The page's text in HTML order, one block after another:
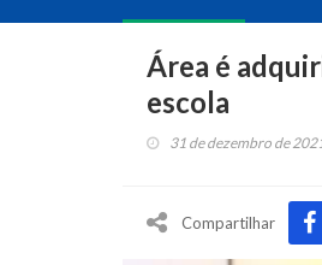
Área é
escola
31 de dezembro de
Compartilhar